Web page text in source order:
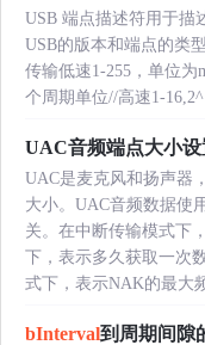
USB 端点描述符用于描
USB的版本和端点的类
传输低速1-255，单位为
个周期单位//高速1-
UAC音频端点大小设
UAC是麦克风和扬声器
大小。UAC音频数据使
关。在中断传输模式下，
下，表示多久获取一次
式下，表示NAK的最大
bInterval到周期间隙